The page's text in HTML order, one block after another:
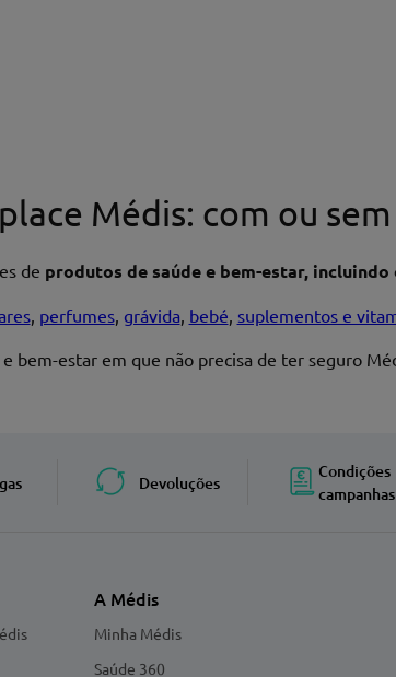
Médis: com ou
de produtos de saúde e bem-estar, incluindo
, perfumes, grávida, bebé, suplementos e
bem-estar em que não precisa de ter seguro
Devoluções
Condições
campanhas
A Médis
Minha Médis
Saúde 360